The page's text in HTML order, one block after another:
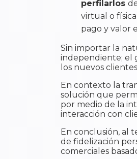
perfilarlos
virtual o
pago y valor
Sin importar la
independiente; el
los nuevos
En contexto la
solución que
por medio de la
interacción con
En conclusión, al
de fidelización
comerciales